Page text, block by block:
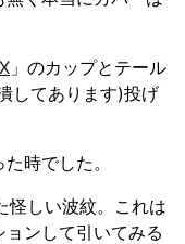
」のカップとテール
してあります)投げ
時でした。
怪しい波紋。これは
ンして引いてみる